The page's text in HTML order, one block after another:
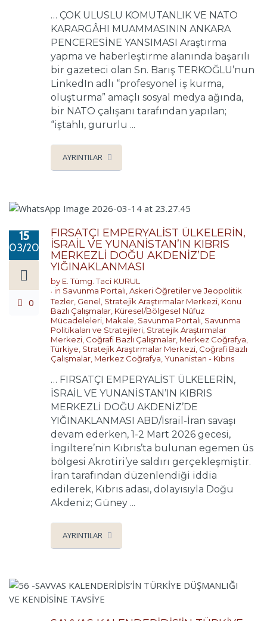
… ÇOK ULUSLU KOMUTANLIK VE NATO
KARARGÂHI MUAMMASININ ANKARA
PENCERESİNE YANSIMASI Araştırma
yapma ve haberleştirme alanında başarılı
bir gazeteci olan Sn. Barış TERKOĞLU’nun
LinkedIn adlı “profesyonel iş kurma,
oluşturma” amaçlı sosyal medya ağında,
bir NATO çalışanı tarafından yapılan;
“iştahlı, gururlu ...
AYRINTILAR
15
03/2026
0
FIRSATÇI EMPERYALİST ÜLKELERİN,
İSRAİL VE YUNANİSTAN’IN KIBRIS
MERKEZLİ DOĞU AKDENİZ’DE
YIĞINAKLANMASI
by E. Tümg. Taci KURUL
in Savunma Portalı Askeri Öğretiler ve Jeopolitik
Tezler Genel Stratejik Araştırmalar Merkezi Konu
Bazlı Çalışmalar Küresel/Bölgesel Nüfuz
Mücadeleleri Makale Savunma Portalı Savunma
Politikaları ve Stratejileri Stratejik Araştırmalar
Merkezi Coğrafi Bazlı Çalışmalar Merkez Coğrafya
Türkiye Stratejik Araştırmalar Merkezi Coğrafi Bazlı
Çalışmalar Merkez Coğrafya Yunanistan - Kıbrıs
… FIRSATÇI EMPERYALİST ÜLKELERİN,
İSRAİL VE YUNANİSTAN’IN KIBRIS
MERKEZLİ DOĞU AKDENİZ’DE
YIĞINAKLANMASI ABD/İsrail-İran savaşı
devam ederken, 1-2 Mart 2026 gecesi,
İngiltere’nin Kıbrıs’ta bulunan egemen üs
bölgesi Akrotiri’ye saldırı gerçekleşmiştir.
İran tarafından düzenlendiği iddia
edilerek, Kıbrıs adası, dolayısıyla Doğu
Akdeniz; Güney ...
AYRINTILAR